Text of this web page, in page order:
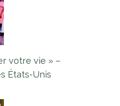
votre vie » –
États-Unis